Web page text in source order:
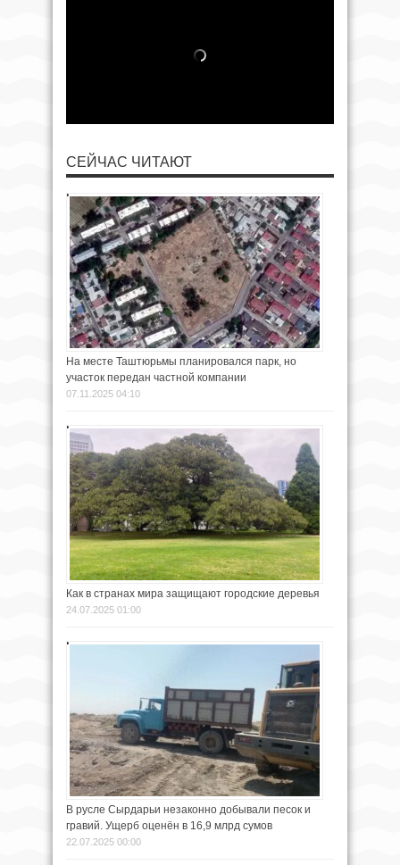
СЕЙЧАС ЧИТАЮТ
На месте Таштюрьмы планировался парк, но
участок передан частной компании
07.11.2025 04:10
Как в странах мира защищают городские деревья
24.07.2025 01:00
В русле Сырдарьи незаконно добывали песок и
гравий. Ущерб оценён в 16,9 млрд сумов
22.07.2025 00:00